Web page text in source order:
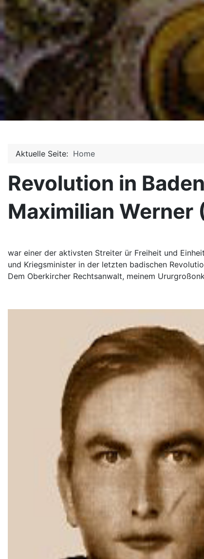
Aktuelle Seite: Home
Revolution in
Maximilian Werner
war einer der aktivsten Streiter ür Freiheit und
und Kriegsminister in der letzten badischen
Dem Oberkircher Rechtsanwalt, meinem